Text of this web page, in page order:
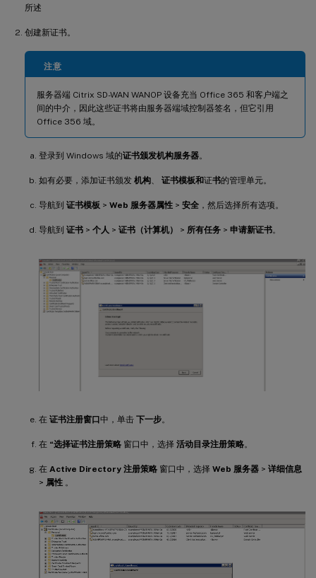
所述
创建新证书。
注意
服务器端 Citrix SD-WAN WANOP 设备充当 Office 365 和客户端之
间的中介，因此这些证书将由服务器端域控制器签名，但它引用
Office 356 域。
登录到 Windows 域的证书颁发机构服务器。
如有必要，添加证书颁发 机构、 证书模板和证书的管理单元。
导航到 证书模板 > Web 服务器属性 > 安全 ，然后选择所有选项。
导航到 证书 > 个人 > 证书（计算机） > 所有任务 > 申请新证书。
在 证书注册窗口 中，单击 下一步。
在 “选择证书注册策略 窗口中，选择 活动目录注册策略。
在 Active Directory 注册策略 窗口中，选择 Web 服务器 > 详细信息
> 属性 。